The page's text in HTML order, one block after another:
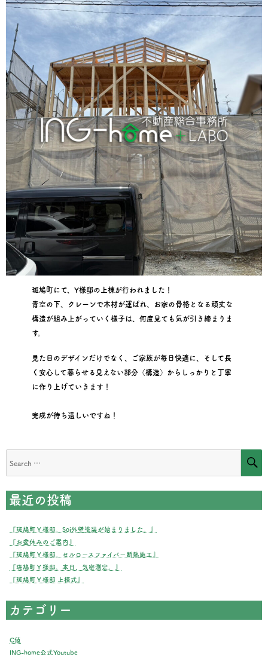
斑鳩町にて、Y様邸の上棟が行われました！
青空の下、クレーンで木材が運ばれ、お家の骨格となる頑丈な
構造が組み上がっていく様子は、何度見ても気が引き締まりま
す。
見た目のデザインだけでなく、ご家族が毎日快適に、そして長
く安心して暮らせる見えない部分（構造）からしっかりと丁寧
に作り上げていきます！
完成が待ち遠しいですね！
最近の投稿
『斑鳩町Ｙ様邸。Soi外壁塗装が始まりました。』
『お盆休みのご案内』
『斑鳩町Ｙ様邸。セルロースファイバー断熱施工』
『斑鳩町Ｙ様邸。本日、気密測定。』
『斑鳩町Ｙ様邸 上棟式』
カテゴリー
C値
ING-home公式Youtube